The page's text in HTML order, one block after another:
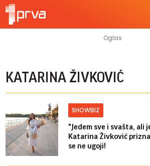
KATARINA ŽIVKOVIĆ
SHOWBIZ
"Jedem sve i svašta, ali
Katarina Živković
se ne ugoji!